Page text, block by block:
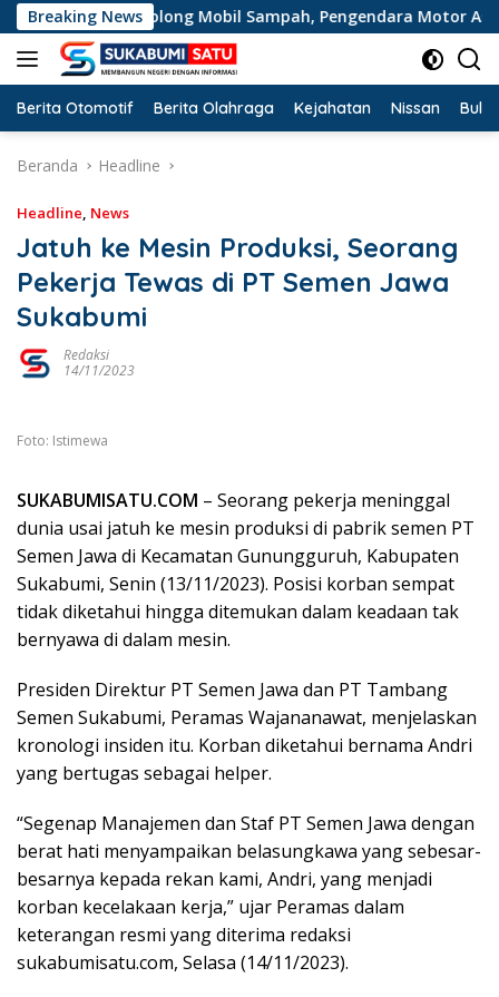
Langsung
ke
konten
Breaking News
Masuk Kolong Mobil Sampah, Pengendara Motor Asal
Berita Otomotif Berita Olahraga Kejahatan Nissan
Beranda Headline
Headline, News
Jatuh ke Mesin Produksi, Seorang
Pekerja Tewas di PT Semen Jawa
Sukabumi
Redaksi
14/11/2023
Foto: Istimewa
SUKABUMISATU.COM – Seorang pekerja meninggal
dunia usai jatuh ke mesin produksi di pabrik semen PT
Semen Jawa di Kecamatan Gunungguruh, Kabupaten
Sukabumi, Senin (13/11/2023). Posisi korban sempat
tidak diketahui hingga ditemukan dalam keadaan tak
bernyawa di dalam mesin.
Presiden Direktur PT Semen Jawa dan PT Tambang
Semen Sukabumi, Peramas Wajananawat, menjelaskan
kronologi insiden itu. Korban diketahui bernama Andri
yang bertugas sebagai helper.
“Segenap Manajemen dan Staf PT Semen Jawa dengan
berat hati menyampaikan belasungkawa yang sebesar-
besarnya kepada rekan kami, Andri, yang menjadi
korban kecelakaan kerja,” ujar Peramas dalam
keterangan resmi yang diterima redaksi
sukabumisatu.com, Selasa (14/11/2023).